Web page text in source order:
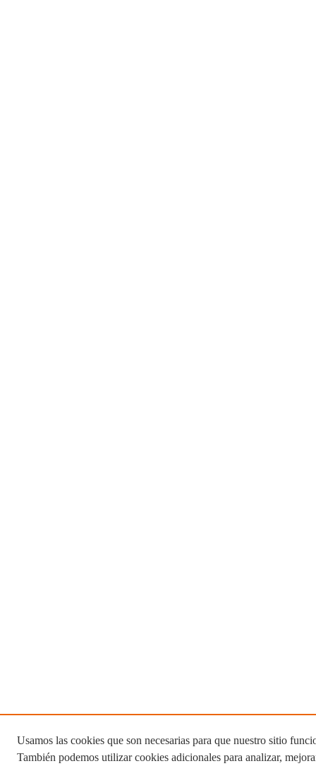
Usamos las cookies que son necesarias para que nuestro sitio
También podemos utilizar cookies adicionales para analizar,